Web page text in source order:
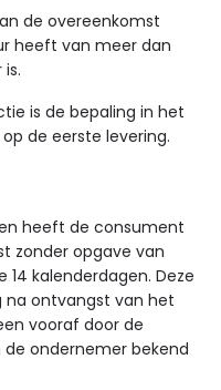
de overeenkomst
heeft van meer dan
is de bepaling in het
de eerste levering.
heeft de consument
zonder opgave van
kalenderdagen. Deze
na ontvangst van het
vooraf door de
ondernemer bekend